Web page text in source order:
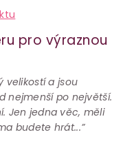
pro výraznou
velikostí a jsou
nejmenší po největší.
Jen jedna věc, měli
budete hrát...”